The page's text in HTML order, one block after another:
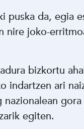
puska da, egia
nire joko-
bizkortu
indartzen ari
nazionalean
egiten.